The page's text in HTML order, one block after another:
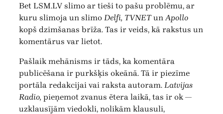
Bet LSM.LV slimo ar tieši to pašu problēmu, ar
kuru slimoja un slimo Delfi, TVNETun Apollo
kopš dzimšanas brīža. Tas ir veids, kā rakstus un
komentārus var lietot.
Pašlaik mehānisms ir tāds, ka komentāra
publicēšana ir purkšķis okeānā. Tā ir piezīme
portāla redakcijai vai raksta autoram. Latvijas
Radio, pieņemot zvanus ētera laikā, tas ir ok —
uzklausījām viedokli, nolikām klausuli,